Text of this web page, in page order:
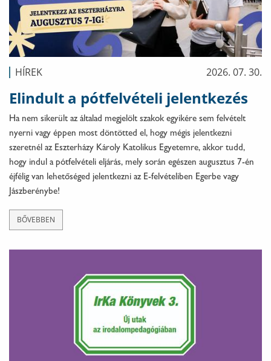
HÍREK 2026. 07. 30.
Elindult a pótfelvételi jelentkezés
Ha nem sikerült az általad megjelölt szakok egyikére sem felvételt
nyerni vagy éppen most döntötted el, hogy mégis jelentkezni
szeretnél az Eszterházy Károly Katolikus Egyetemre, akkor tudd,
hogy indul a pótfelvételi eljárás, mely során egészen augusztus 7-én
éjfélig van lehetőséged jelentkezni az E-felvételiben Egerbe vagy
Jászberénybe!
BŐVEBBEN